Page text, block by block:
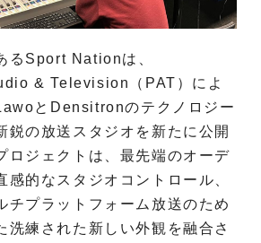
るSport Nationは、
& Television（PAT）によ
とDensitronのテクノロジー
鋭の放送スタジオを新たに公開
ロジェクトは、最先端のオーデ
感的なスタジオコントロール、
チプラットフォーム放送のため
洗練された新しい外観を融合さ